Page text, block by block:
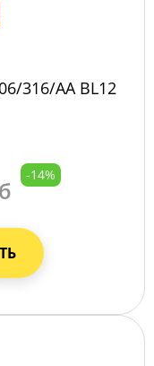
316/AA BL12
-14%